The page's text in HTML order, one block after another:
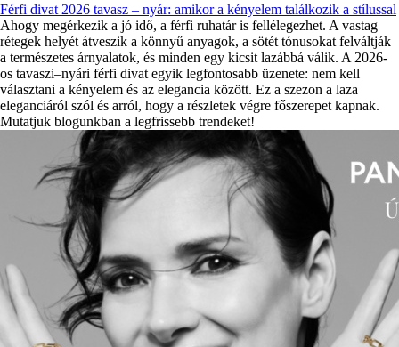
Férfi divat 2026 tavasz – nyár: amikor a kényelem találkozik a stílussal
Ahogy megérkezik a jó idő, a férfi ruhatár is fellélegezhet. A vastag
rétegek helyét átveszik a könnyű anyagok, a sötét tónusokat felváltják
a természetes árnyalatok, és minden egy kicsit lazábbá válik. A 2026-
os tavaszi–nyári férfi divat egyik legfontosabb üzenete: nem kell
választani a kényelem és az elegancia között. Ez a szezon a laza
eleganciáról szól és arról, hogy a részletek végre főszerepet kapnak.
Mutatjuk blogunkban a legfrissebb trendeket!